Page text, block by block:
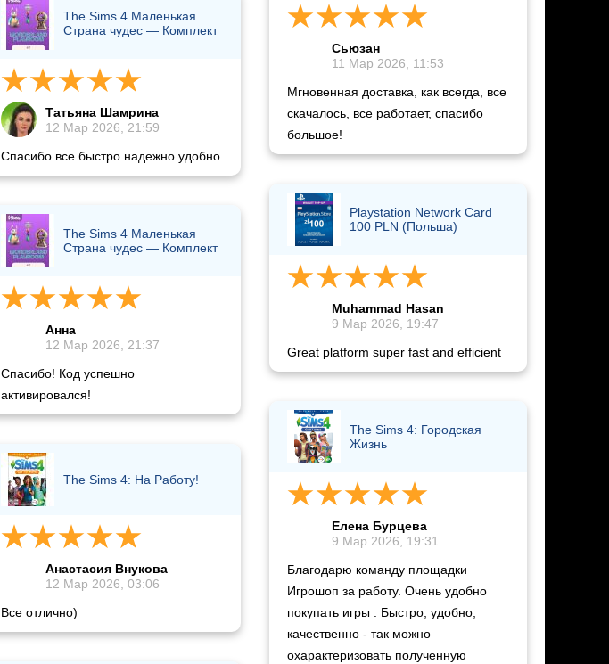
The Sims 4 Маленькая
Страна чудес — Комплект
Татьяна Шамрина
12 Мар 2026, 21:59
Спасибо все быстро надежно удобно
The Sims 4 Маленькая
Страна чудес — Комплект
Анна
12 Мар 2026, 21:37
Спасибо! Код успешно
активировался!
The Sims 4: На Работу!
Анастасия Внукова
12 Мар 2026, 03:06
Все отлично)
Сьюзан
11 Мар 2026, 11:53
Мгновенная доставка, как всегда, все
скачалось, все работает, спасибо
большое!
Playstation Network Card
100 PLN (Польша)
Muhammad Hasan
9 Мар 2026, 19:47
Great platform super fast and efficient
The Sims 4: Городская
Жизнь
Елена Бурцева
9 Мар 2026, 19:31
Благодарю команду площадки
Игрошоп за работу. Очень удобно
покупать игры . Быстро, удобно,
качественно - так можно
охарактеризовать полученную